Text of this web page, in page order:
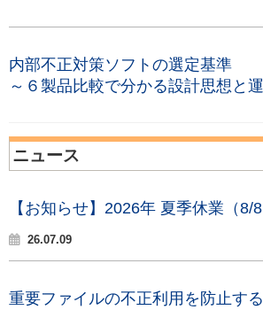
内部不正対策ソフトの選定基準
～６製品比較で分かる設計思想と
ニュース
【お知らせ】2026年 夏季休業（8/8
26.07.09
重要ファイルの不正利用を防止す